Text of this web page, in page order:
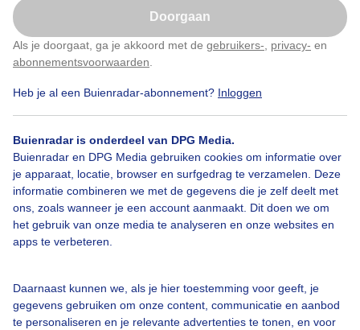
Doorgaan
Als je doorgaat, ga je akkoord met de gebruikers- privacy- en
abonnementsvoorwaarden
Heb je al een Buienradar-abonnement? Inloggen
Buienradar is onderdeel van DPG Media.
Buienradar en DPG Media gebruiken cookies om informatie over
je apparaat, locatie, browser en surfgedrag te verzamelen. Deze
informatie combineren we met de gegevens die je zelf deelt met
ons, zoals wanneer je een account aanmaakt. Dit doen we om
het gebruik van onze media te analyseren en onze websites en
apps te verbeteren.
Daarnaast kunnen we, als je hier toestemming voor geeft, je
gegevens gebruiken om onze content, communicatie en aanbod
te personaliseren en je relevante advertenties te tonen, en voor
Door: ria brasser
Lichtesluierwolken
Bekijk slideshow
Een moment geduld aub...
Klik hierom dit aan te passen